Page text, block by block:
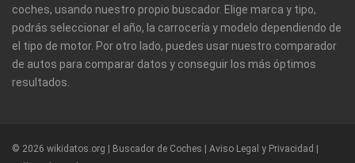
coches, usando nuestro propio buscador. Elige marca y tipo,
podrás seleccionar el año, la carrocería y modelo dependiendo de
el tipo de motor. Por otro lado, puedes usar nuestro comparador
de autos para comparar datos y conseguir los más óptimos
resultados.
© 2026 wikidatos.org | Buscador de Coches | Aviso Legal y Privacidad